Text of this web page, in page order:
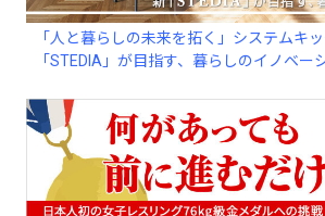
「人と暮らしの未来を拓く」システムキ
「STEDIA」が目指す、暮らしのイノベー